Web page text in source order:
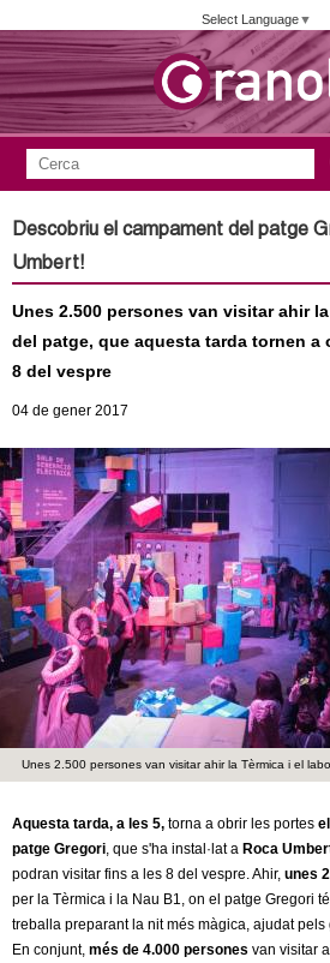
Vés
al
contingut
Select Language▼
u
n
a
m
e
n
t
d
G
a
n
F
m
u
l
a
r
i
d
e
c
e
r
c
a
Descobriu el campament del patge
Umbert!
Unes 2.500 persones van visitar ahir
del patge, que aquesta tarda tornen a
8 del vespre
04 de gener 2017
Unes 2.500 persones van visitar ahir la Tèrmica i el
Aquesta tarda, a les 5, torna a obrir les portes
patge Gregori, que s'ha instal·lat a Roca
podran visitar fins a les 8 del vespre. Ahir, unes
per la Tèrmica i la Nau B1, on el patge Gregori
treballa preparant la nit més màgica, ajudat
En conjunt, més de 4.000 persones van visitar